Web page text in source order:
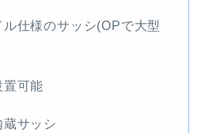
ル仕様のサッシ(OPで大型
置可能
蔵サッシ